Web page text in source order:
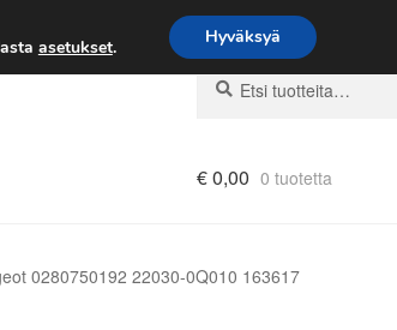
Etsi:
Haku
€0,00 0 tuotetta
0280750192 22030-0Q010 163617
asetukset. Hyväksyä